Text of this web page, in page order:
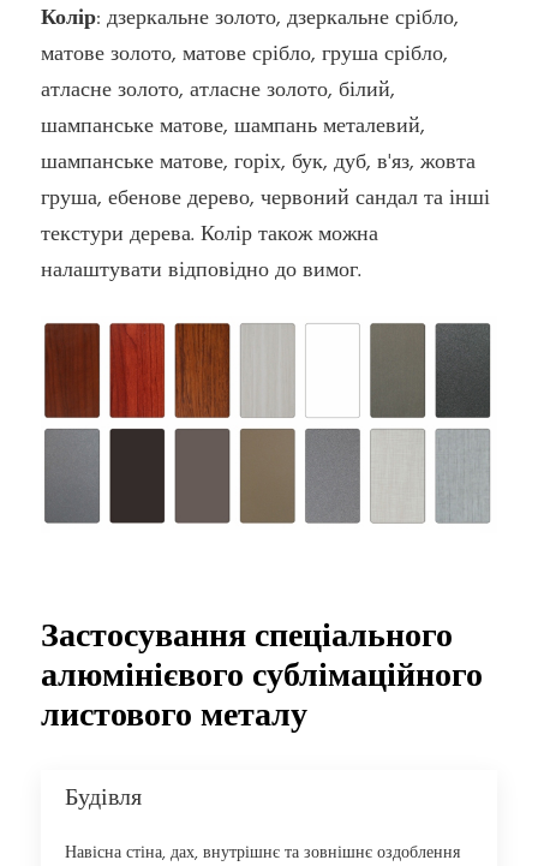
Колір: дзеркальне золото, дзеркальне срібло,
матове золото, матове срібло, груша срібло,
атласне золото, атласне золото, білий,
шампанське матове, шампань металевий,
шампанське матове, горіх, бук, дуб, в'яз, жовта
груша, ебенове дерево, червоний сандал та інші
текстури дерева. Колір також можна
налаштувати відповідно до вимог.
Застосування спеціального
алюмінієвого сублімаційного
листового металу
Будівля
Навісна стіна, дах, внутрішнє та зовнішнє оздоблення